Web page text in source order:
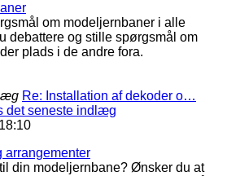
om modeljernbaner i alle
debattere og stille spørgsmål om
plads i de andre fora.
Re: Installation af dekoder o…
det seneste indlæg
arrangementer
din modeljernbane? Ønsker du at